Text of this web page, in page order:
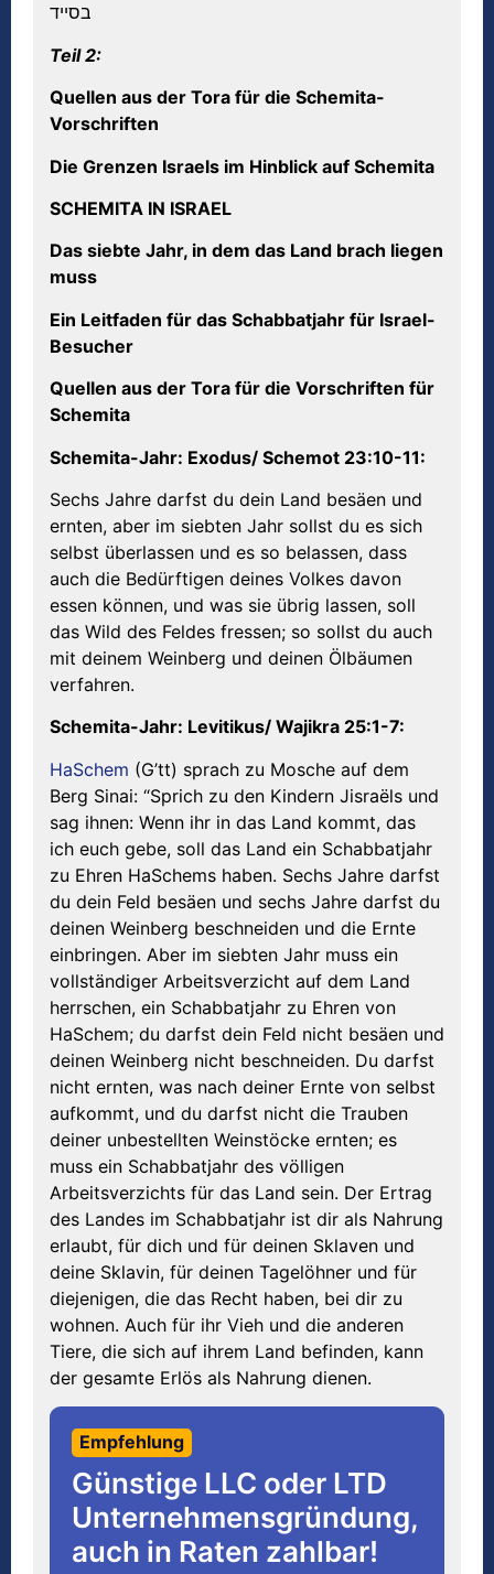
בסייד
Teil2:
Quellen aus der Tora für die Schemita-
Vorschriften
Die Grenzen Israels im Hinblick auf Schemita
SCHEMITA IN ISRAEL
Das siebte Jahr, in dem das Land brach liegen
muss
Ein Leitfaden für das Schabbatjahr für Israel-
Besucher
Quellen aus der Tora für die Vorschriften für
Schemita
Schemita-Jahr: Exodus/ Schemot 23:10-11:
Sechs Jahre darfst du dein Land besäen und
ernten, aber im siebten Jahr sollst du es sich
selbst überlassen und es so belassen, dass
auch die Bedürftigen deines Volkes davon
essen können, und was sie übrig lassen, soll
das Wild des Feldes fressen; so sollst du auch
mit deinem Weinberg und deinen Ölbäumen
verfahren.
Schemita-Jahr: Levitikus/ Wajikra 25:1-7:
HaSchem (G’tt) sprach zu Mosche auf dem
Berg Sinai: “Sprich zu den Kindern Jisraëls und
sag ihnen: Wenn ihr in das Land kommt, das
ich euch gebe, soll das Land ein Schabbatjahr
zu Ehren HaSchems haben. Sechs Jahre darfst
du dein Feld besäen und sechs Jahre darfst du
deinen Weinberg beschneiden und die Ernte
einbringen. Aber im siebten Jahr muss ein
vollständiger Arbeitsverzicht auf dem Land
herrschen, ein Schabbatjahr zu Ehren von
HaSchem; du darfst dein Feld nicht besäen und
deinen Weinberg nicht beschneiden. Du darfst
nicht ernten, was nach deiner Ernte von selbst
aufkommt, und du darfst nicht die Trauben
deiner unbestellten Weinstöcke ernten; es
muss ein Schabbatjahr des völligen
Arbeitsverzichts für das Land sein. Der Ertrag
des Landes im Schabbatjahr ist dir als Nahrung
erlaubt, für dich und für deinen Sklaven und
deine Sklavin, für deinen Tagelöhner und für
diejenigen, die das Recht haben, bei dir zu
wohnen. Auch für ihr Vieh und die anderen
Tiere, die sich auf ihrem Land befinden, kann
der gesamte Erlös als Nahrung dienen.
Empfehlung
Günstige LLC oder LTD
Unternehmensgründung,
auch in Raten zahlbar!